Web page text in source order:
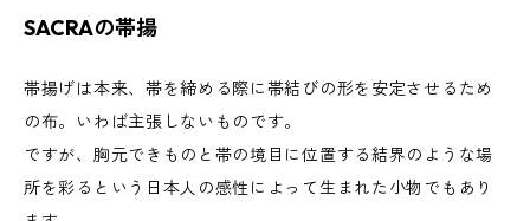
SACRAの帯揚
帯揚げは本来、帯を締める際に帯結びの形を安定させるため
の布。いわば主張しないものです。
ですが、胸元できものと帯の境目に位置する結界のような場
所を彩るという日本人の感性によって生まれた小物でもあり